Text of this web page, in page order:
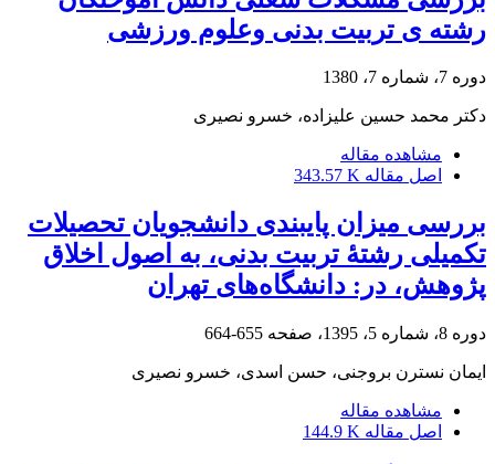
رشته ی تربیت بدنی وعلوم ورزشی
دوره 7، شماره 7، 1380
دکتر محمد حسین علیزاده، خسرو نصیری
مشاهده مقاله
اصل مقاله 343.57 K
بررسی میزان پایبندی دانشجویان تحصیلات
تکمیلی رشتۀ تربیت بدنی، به اصول اخلاق
پژوهش، در: دانشگاه‌های تهران
دوره 8، شماره 5، 1395، صفحه 655-664
ایمان نسترن بروجنی، حسن اسدی، خسرو نصیری
مشاهده مقاله
اصل مقاله 144.9 K